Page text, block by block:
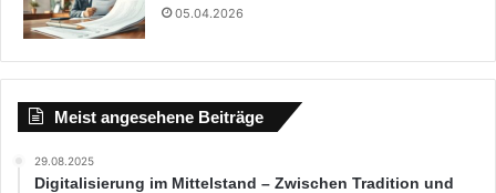
05.04.2026
Meist angesehene Beiträge
29.08.2025
Digitalisierung im Mittelstand – Zwischen Tradition und